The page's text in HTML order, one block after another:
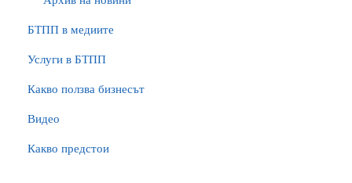
БTПП в медиите
Услуги в БТПП
Какво ползва бизнесът
Видео
Какво предстои